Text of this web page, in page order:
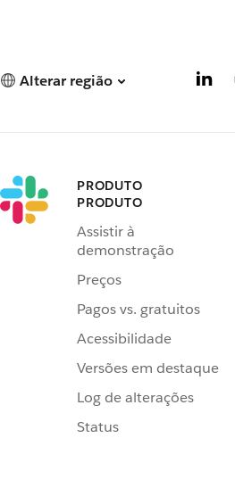
Alterar região
PRODUTO
PRODUTO
Assistir à
demonstração
Preços
Pagos vs. gratuitos
Acessibilidade
Versões em destaque
Log de alterações
Status